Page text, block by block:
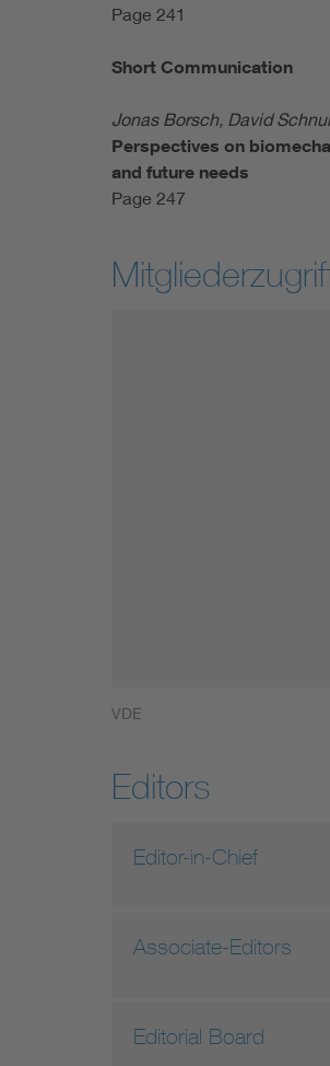
Page 241
Short Communication
Jonas Borsch, David
Perspectives on
and future needs
Page 247
VDE
Editors
Editor-in-Chief
Associate-Editors
Editorial Board